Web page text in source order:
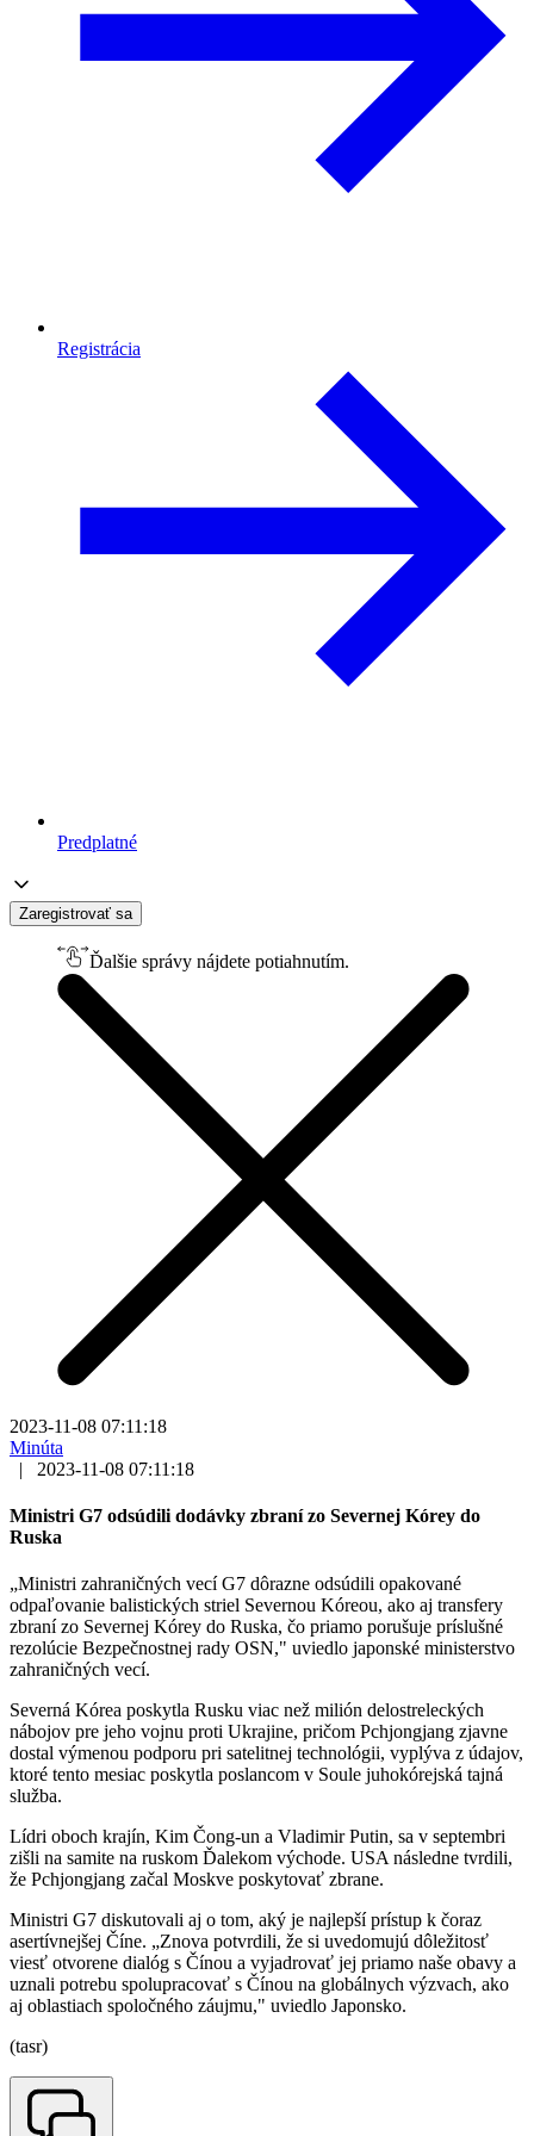
Registrácia
Predplatné
Zaregistrovať sa
Ďalšie správy nájdete potiahnutím.
2023-11-08 07:11:18
Minúta
|
2023-11-08 07:11:18
Ministri G7 odsúdili dodávky zbraní zo Severnej Kórey do
Ruska
„Ministri zahraničných vecí G7 dôrazne odsúdili opakované
odpaľovanie balistických striel Severnou Kóreou, ako aj transfery
zbraní zo Severnej Kórey do Ruska, čo priamo porušuje príslušné
rezolúcie Bezpečnostnej rady OSN," uviedlo japonské ministerstvo
zahraničných vecí.
Severná Kórea poskytla Rusku viac než milión delostreleckých
nábojov pre jeho vojnu proti Ukrajine, pričom Pchjongjang zjavne
dostal výmenou podporu pri satelitnej technológii, vyplýva z údajov,
ktoré tento mesiac poskytla poslancom v Soule juhokórejská tajná
služba.
Lídri oboch krajín, Kim Čong-un a Vladimir Putin, sa v septembri
zišli na samite na ruskom Ďalekom východe. USA následne tvrdili,
že Pchjongjang začal Moskve poskytovať zbrane.
Ministri G7 diskutovali aj o tom, aký je najlepší prístup k čoraz
asertívnejšej Číne. „Znova potvrdili, že si uvedomujú dôležitosť
viesť otvorene dialóg s Čínou a vyjadrovať jej priamo naše obavy a
uznali potrebu spolupracovať s Čínou na globálnych výzvach, ako
aj oblastiach spoločného záujmu," uviedlo Japonsko.
(tasr)